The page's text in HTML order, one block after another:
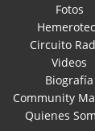
Fotos
Circuito
Videos
Biografía
Community
Quienes